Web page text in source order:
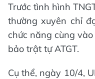
Trước tình hình
thường xuyên chỉ
chức năng cùng
bảo trật tự ATGT.
Cụ thể, ngày 10/4,